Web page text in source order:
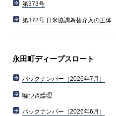
第373号
第372号 日米協調為替介入の正体
永田町ディープスロート
バックナンバー（2026年7月）
嘘つき総理
バックナンバー（2026年6月）